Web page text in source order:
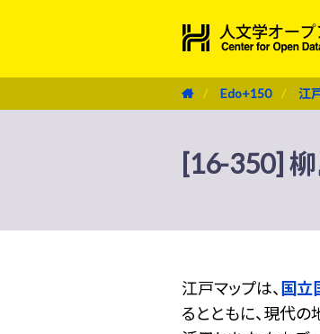
Edo+150 江
[16-350]
江戸マップは、 国立
るとともに、現代の